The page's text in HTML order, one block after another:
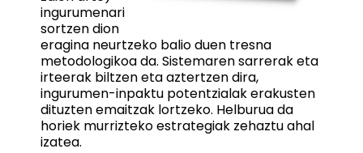
ingurumenari
sortzen dion
eragina neurtzeko balio duen tresna
metodologikoa da. Sistemaren sarrerak eta
irteerak biltzen eta aztertzen dira,
ingurumen-inpaktu potentzialak erakusten
dituzten emaitzak lortzeko. Helburua da
horiek murrizteko estrategiak zehaztu ahal
izatea.